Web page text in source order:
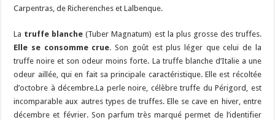
Carpentras, de Richerenches et Lalbenque.
La truffe blanche (Tuber Magnatum) est la plus grosse des truffes.
Elle se consomme crue. Son goût est plus léger que celui de la
truffe noire et son odeur moins forte. La truffe blanche d’Italie a une
odeur aillée, qui en fait sa principale caractéristique. Elle est récoltée
d’octobre à décembre.La perle noire, célèbre truffe du Périgord, est
incomparable aux autres types de truffes. Elle se cave en hiver, entre
décembre et février. Son parfum très marqué permet de l’identifier